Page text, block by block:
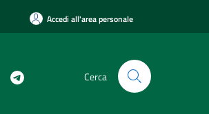
Accedi all'area personale
Cerca